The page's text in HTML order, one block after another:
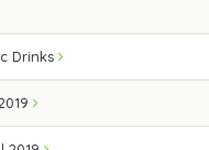
Drinks